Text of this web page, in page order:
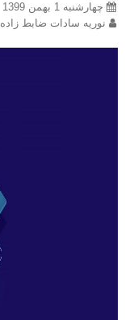
چهارشنبه 1 بهمن 1399
نوریه سادات ضابط زاده